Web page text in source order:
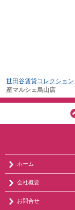
世田谷賃貸コレクション
産マルシェ烏山店
ホーム
会社概要
お問合せ